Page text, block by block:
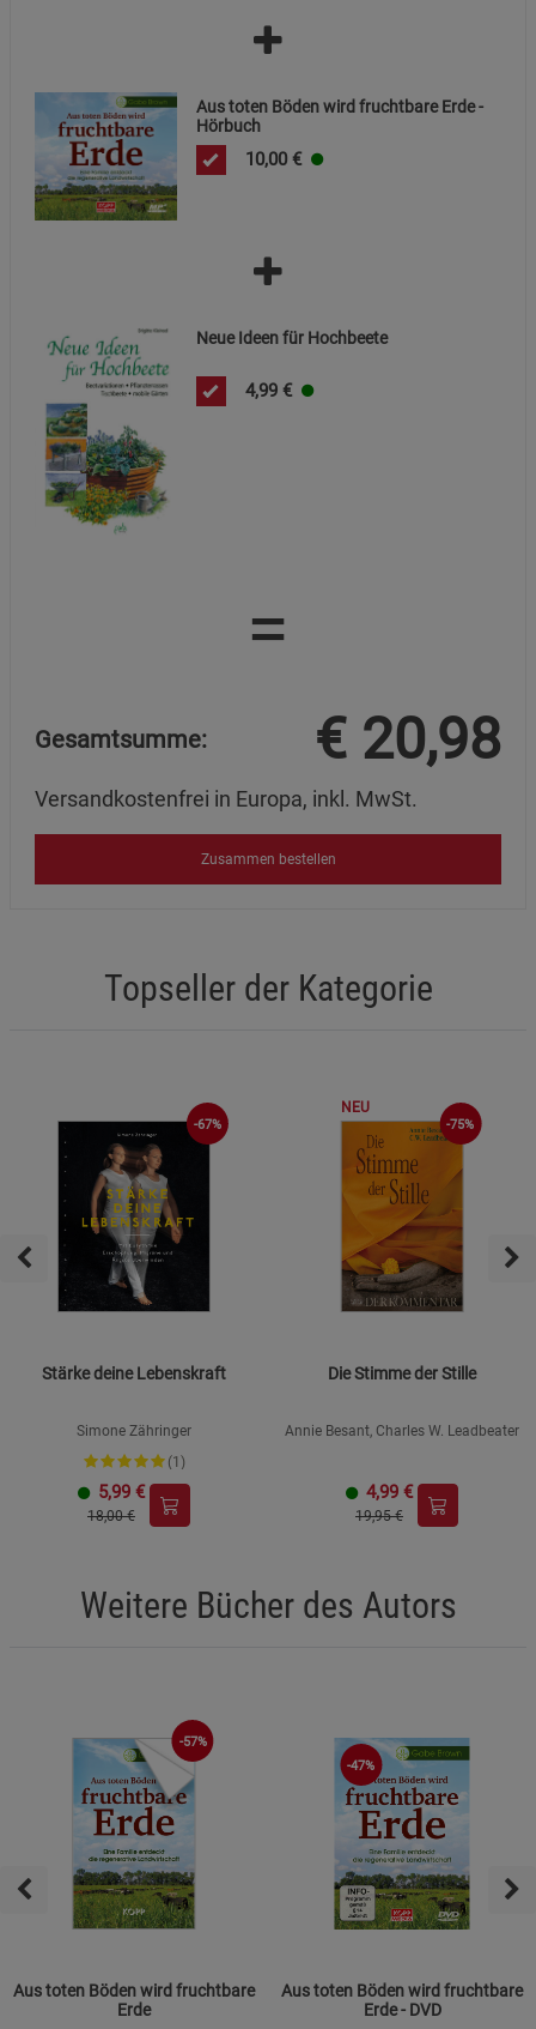
Aus toten Böden wird fruchtbare Erde -
Hörbuch
10,00 €
Neue Ideen für Hochbeete
4,99 €
=
Gesamtsumme: € 20,98
Versandkostenfrei in Europa, inkl. MwSt.
Zusammen bestellen
Topseller der Kategorie
-67%
Stärke deine Lebenskraft
Simone Zähringer
(1)
5,99 €
18,00 €
NEU
-75%
Die Stimme der Stille
Annie Besant, Charles W. Leadbeater
4,99 €
19,95 €
Weitere Bücher des Autors
-57%
Aus toten Böden wird fruchtbare
Erde
-47%
Aus toten Böden wird fruchtbare
Erde - DVD